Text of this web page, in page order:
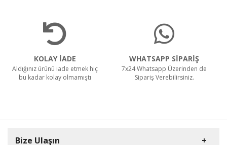
KOLAY İADE
Aldığınız ürünü iade etmek hiç
bu kadar kolay olmamıştı
WHATSAPP SİPARİŞ
7x24 Whatsapp Üzerinden de
Sipariş Verebilirsiniz.
Bize Ulaşın